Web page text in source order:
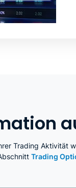
Trading Aktivität
Trading